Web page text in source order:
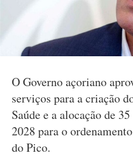
O Governo açoriano
serviços para a criação
Saúde e a alocação de
2028 para o
do Pico.